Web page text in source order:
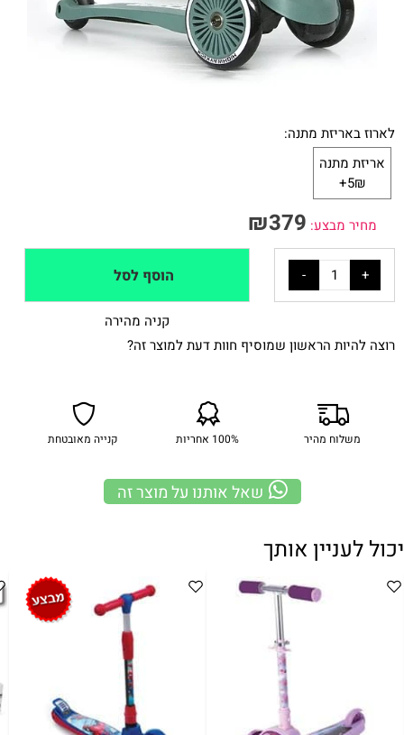
לארוז באריזת מתנה:
אריזת מתנה
5₪+
מחיר מבצע: ₪379
הוסף לסל
קניה מהירה
רוצה להיות הראשון שמוסיף חוות דעת למוצר זה?
משלוח מהיר 100% אחריות קנייה מאובטחת
שאל אותנו על מוצר זה
יכול לעניין אותך